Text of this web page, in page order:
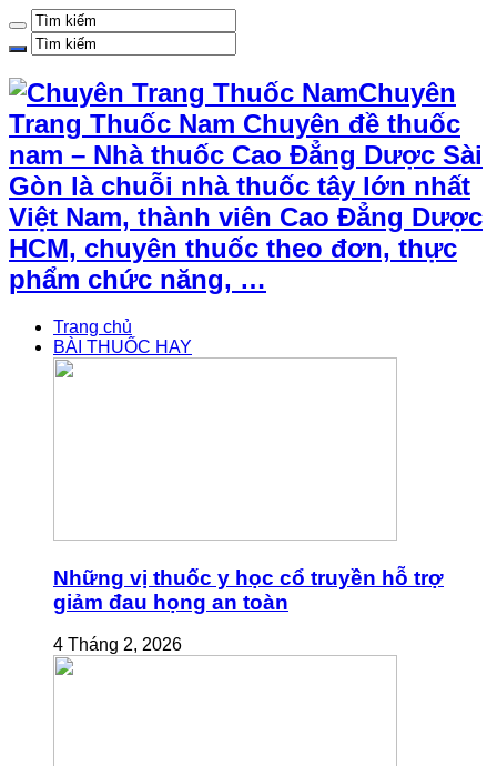
Chuyên
Trang Thuốc Nam Chuyên đề thuốc
nam – Nhà thuốc Cao Đẳng Dược Sài
Gòn là chuỗi nhà thuốc tây lớn nhất
Việt Nam, thành viên Cao Đẳng Dược
HCM, chuyên thuốc theo đơn, thực
phẩm chức năng, …
Trang chủ
BÀI THUỐC HAY
Những vị thuốc y học cổ truyền hỗ trợ
giảm đau họng an toàn
4 Tháng 2, 2026